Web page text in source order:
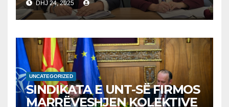
MEMORANDUM
BASHKËPUNIMI PËR
AVANCIMIN E EDUKIMIT
FINANCIAR
DHJ 24, 2025
UNCATEGORIZED
SINDIKATA E UNT-SË FIRMOS
MARRËVESHJEN KOLEKTIVE